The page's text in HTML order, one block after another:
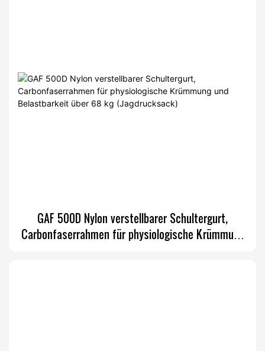
GAF 500D Nylon verstellbarer Schultergurt,
Carbonfaserrahmen für physiologische Krümmung